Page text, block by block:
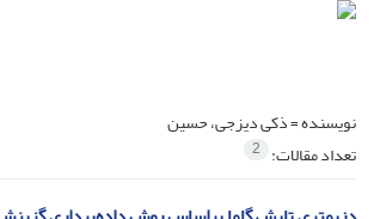
نویسنده =ذکی دیزجی، حسین
تعداد مقالات: 2